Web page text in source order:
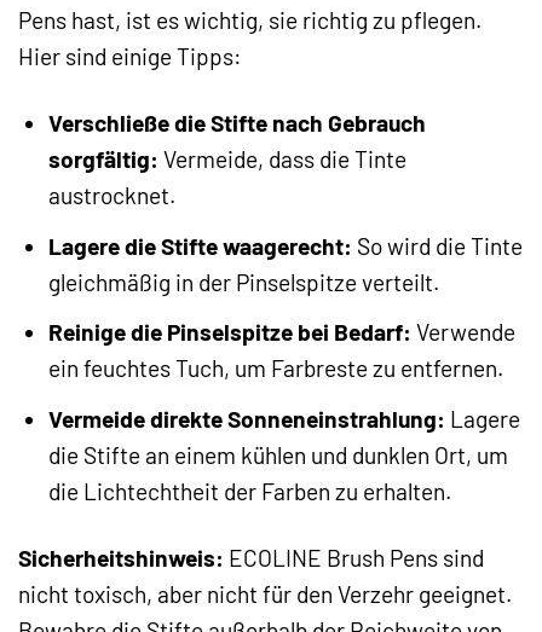
Pens hast, ist es wichtig, sie richtig zu pflegen.
Hier sind einige Tipps:
Verschließe die Stifte nach Gebrauch
sorgfältig: Vermeide, dass die Tinte
austrocknet.
Lagere die Stifte waagerecht: So wird die Tinte
gleichmäßig in der Pinselspitze verteilt.
Reinige die Pinselspitze bei Bedarf: Verwende
ein feuchtes Tuch, um Farbreste zu entfernen.
Vermeide direkte Sonneneinstrahlung: Lagere
die Stifte an einem kühlen und dunklen Ort, um
die Lichtechtheit der Farben zu erhalten.
Sicherheitshinweis: ECOLINE Brush Pens sind
nicht toxisch, aber nicht für den Verzehr geeignet.